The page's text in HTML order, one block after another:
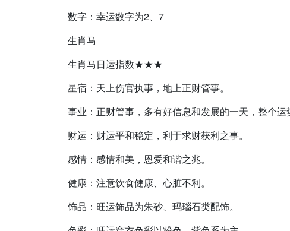
数字：幸运数字为2、7
生肖马
生肖马日运指数★★★
星宿：天上伤官执事，地上正财管事。
事业：正财管事，多有好信息和发展的一天，整个
财运：财运平和稳定，利于求财获利之事。
感情：感情和美，恩爱和谐之兆。
健康：注意饮食健康、心脏不利。
饰品：旺运饰品为朱砂、玛瑙石类配饰。